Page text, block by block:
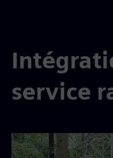
service